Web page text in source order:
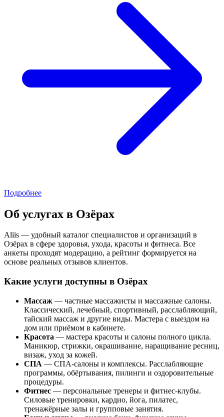
Подробнее
Об услугах в Озёрах
Aliis — удобный каталог специалистов и организаций в
Озёрах в сфере здоровья, ухода, красоты и фитнеса. Все
анкеты проходят модерацию, а рейтинг формируется на
основе реальных отзывов клиентов.
Какие услуги доступны в Озёрах
Массаж — частные массажисты и массажные салоны.
Классический, лечебный, спортивный, расслабляющий,
тайский массаж и другие виды. Мастера с выездом на
дом или приёмом в кабинете.
Красота — мастера красоты и салоны полного цикла.
Маникюр, стрижки, окрашивание, наращивание ресниц,
визаж, уход за кожей.
СПА — СПА-салоны и комплексы. Расслабляющие
программы, обёртывания, пилинги и оздоровительные
процедуры.
Фитнес — персональные тренеры и фитнес-клубы.
Силовые тренировки, кардио, йога, пилатес,
тренажёрные залы и групповые занятия.